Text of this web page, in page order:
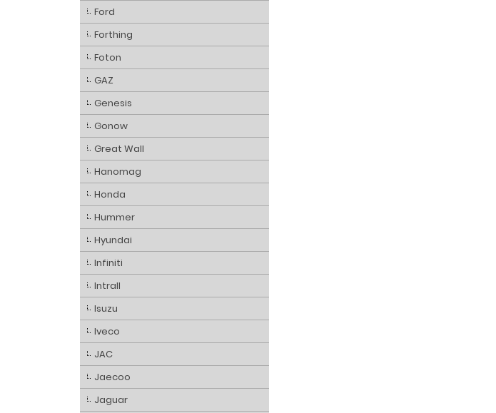
Ford
Forthing
Foton
GAZ
Genesis
Gonow
Great Wall
Hanomag
Honda
Hummer
Hyundai
Infiniti
Intrall
Isuzu
Iveco
JAC
Jaecoo
Jaguar